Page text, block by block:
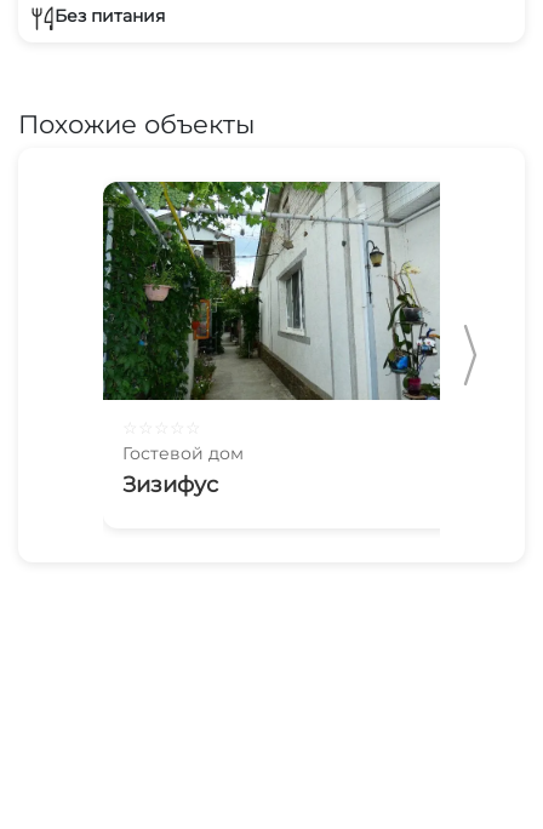
Без питания
Похожие объекты
Гостевой дом
Зизифус